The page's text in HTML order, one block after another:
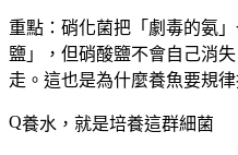
重點：硝化菌把「劇毒的氨
鹽」，但硝酸鹽不會自己消
走。這也是為什麼養魚要規
養水，就是培養這群細菌